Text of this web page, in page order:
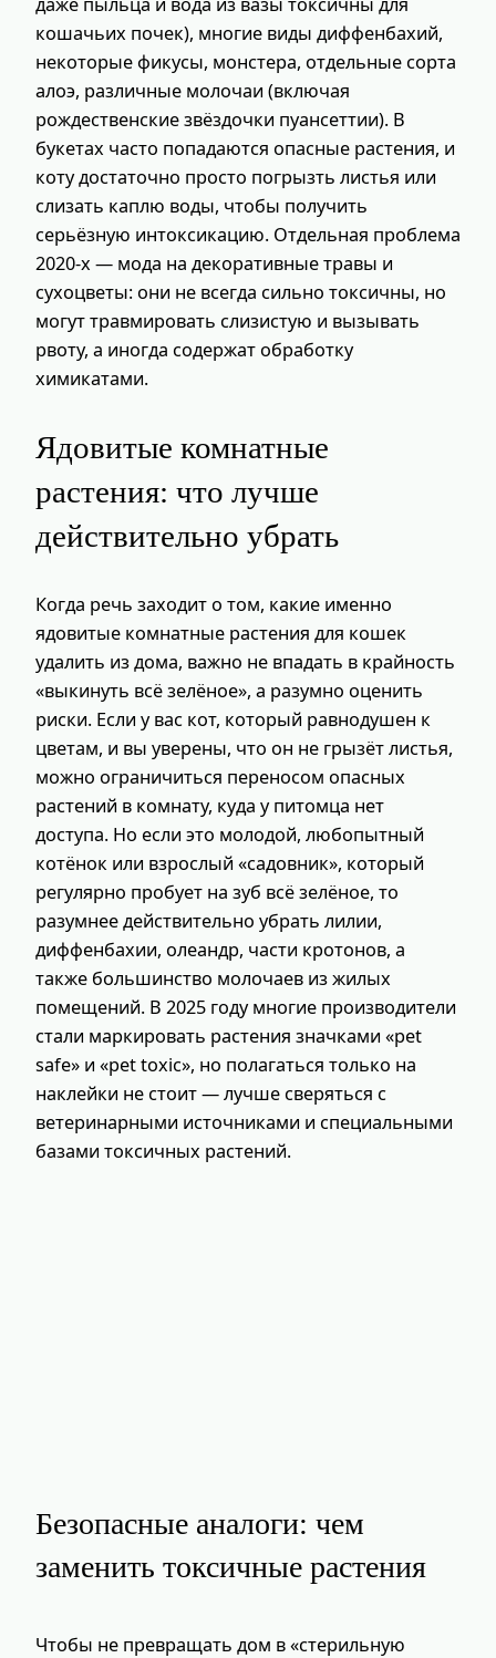
кошачьих почек), многие виды диффенбахий,
некоторые фикусы, монстера, отдельные сорта
алоэ, различные молочаи (включая
рождественские звёздочки пуансеттии). В
букетах часто попадаются опасные растения, и
коту достаточно просто погрызть листья или
слизать каплю воды, чтобы получить
серьёзную интоксикацию. Отдельная проблема
2020‑х — мода на декоративные травы и
сухоцветы: они не всегда сильно токсичны, но
могут травмировать слизистую и вызывать
рвоту, а иногда содержат обработку
химикатами.
Ядовитые комнатные
растения: что лучше
действительно убрать
Когда речь заходит о том, какие именно
ядовитые комнатные растения для кошек
удалить из дома, важно не впадать в крайность
«выкинуть всё зелёное», а разумно оценить
риски. Если у вас кот, который равнодушен к
цветам, и вы уверены, что он не грызёт листья,
можно ограничиться переносом опасных
растений в комнату, куда у питомца нет
доступа. Но если это молодой, любопытный
котёнок или взрослый «садовник», который
регулярно пробует на зуб всё зелёное, то
разумнее действительно убрать лилии,
диффенбахии, олеандр, части кротонов, а
также большинство молочаев из жилых
помещений. В 2025 году многие производители
стали маркировать растения значками «pet
safe» и «pet toxic», но полагаться только на
наклейки не стоит — лучше сверяться с
ветеринарными источниками и специальными
базами токсичных растений.
Безопасные аналоги: чем
заменить токсичные растения
Чтобы не превращать дом в «стерильную